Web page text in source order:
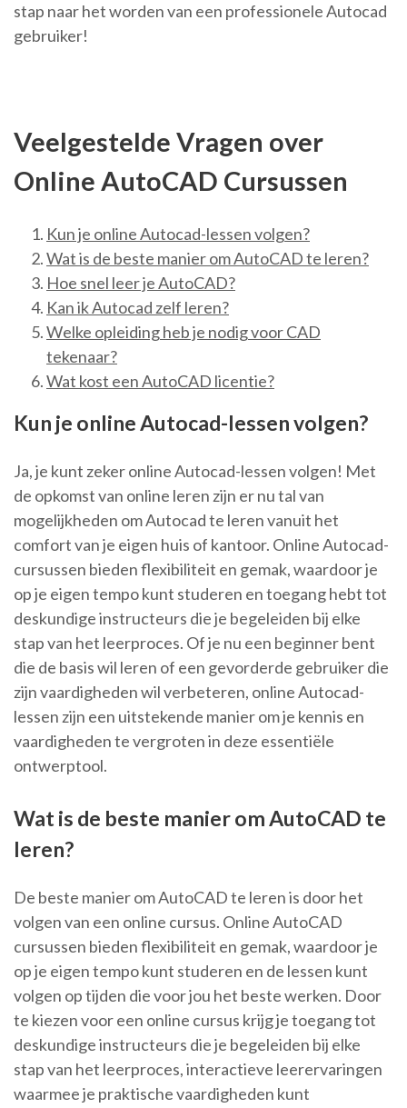
stap naar het worden van een professionele Autocad
gebruiker!
Veelgestelde Vragen over
Online AutoCAD Cursussen
Kun je online Autocad-lessen volgen?
Wat is de beste manier om AutoCAD te leren?
Hoe snel leer je AutoCAD?
Kan ik Autocad zelf leren?
Welke opleiding heb je nodig voor CAD
tekenaar?
Wat kost een AutoCAD licentie?
Kun je online Autocad-lessen volgen?
Ja, je kunt zeker online Autocad-lessen volgen! Met
de opkomst van online leren zijn er nu tal van
mogelijkheden om Autocad te leren vanuit het
comfort van je eigen huis of kantoor. Online Autocad-
cursussen bieden flexibiliteit en gemak, waardoor je
op je eigen tempo kunt studeren en toegang hebt tot
deskundige instructeurs die je begeleiden bij elke
stap van het leerproces. Of je nu een beginner bent
die de basis wil leren of een gevorderde gebruiker die
zijn vaardigheden wil verbeteren, online Autocad-
lessen zijn een uitstekende manier om je kennis en
vaardigheden te vergroten in deze essentiële
ontwerptool.
Wat is de beste manier om AutoCAD te
leren?
De beste manier om AutoCAD te leren is door het
volgen van een online cursus. Online AutoCAD
cursussen bieden flexibiliteit en gemak, waardoor je
op je eigen tempo kunt studeren en de lessen kunt
volgen op tijden die voor jou het beste werken. Door
te kiezen voor een online cursus krijg je toegang tot
deskundige instructeurs die je begeleiden bij elke
stap van het leerproces, interactieve leerervaringen
waarmee je praktische vaardigheden kunt